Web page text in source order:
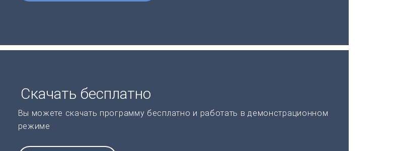
Скачать бесплатно
Вы можете скачать программу бесплатно и работать в демонстрационном
режиме